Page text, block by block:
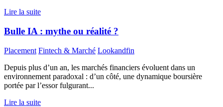
Lire la suite
Bulle IA : mythe ou réalité ?
Placement Fintech & Marché Lookandfin
Depuis plus d’un an, les marchés financiers évoluent dans un
environnement paradoxal : d’un côté, une dynamique boursière
portée par l’essor fulgurant...
Lire la suite